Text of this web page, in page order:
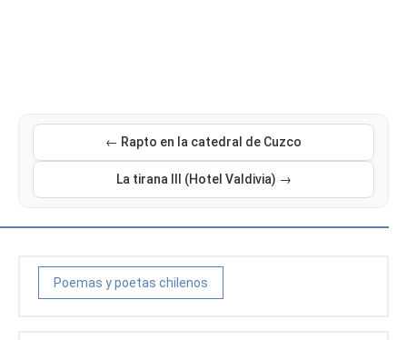
← Rapto en la catedral de Cuzco
La tirana III (Hotel Valdivia) →
Poemas y poetas chilenos